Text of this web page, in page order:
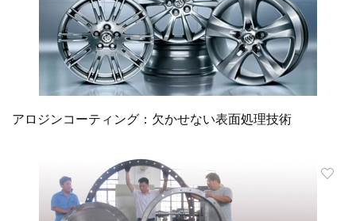
アロジンコーティング：欠かせない表面処理技術